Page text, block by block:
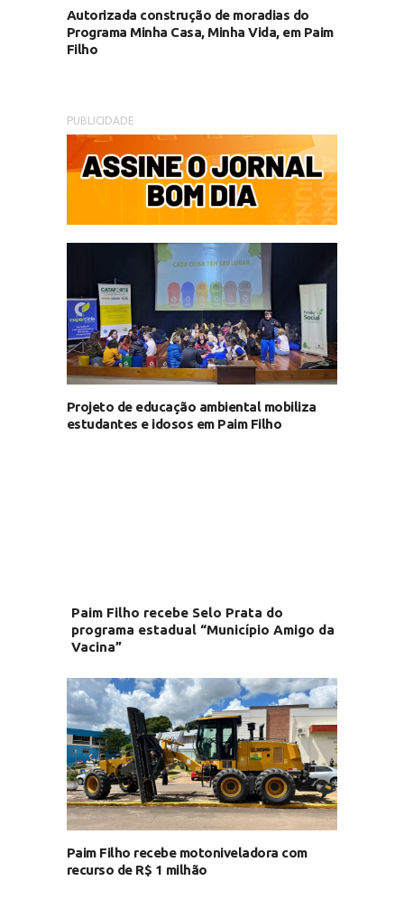
Autorizada construção de moradias do
Programa Minha Casa, Minha Vida, em Paim
Filho
PUBLICIDADE
Projeto de educação ambiental mobiliza
estudantes e idosos em Paim Filho
Paim Filho recebe Selo Prata do
programa estadual “Município Amigo da
Vacina”
Paim Filho recebe motoniveladora com
recurso de R$ 1 milhão